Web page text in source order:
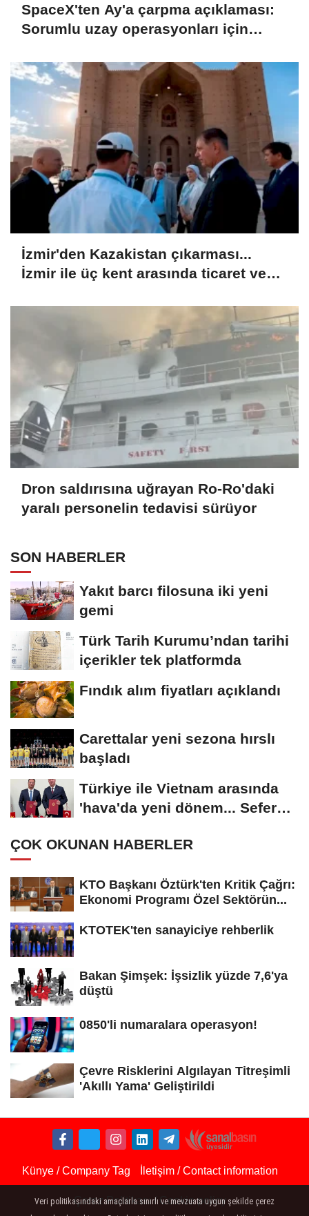
SpaceX'ten Ay'a çarpma açıklaması:
Sorumlu uzay operasyonları için
İzmir'den Kazakistan çıkarması...
İzmir ile üç kent arasında ticaret ve
Dron saldırısına uğrayan Ro-Ro'daki
yaralı personelin tedavisi sürüyor
SON HABERLER
Yakıt barcı filosuna iki yeni
gemi
Türk Tarih Kurumu’ndan tarihi
içerikler tek platformda
Fındık alım fiyatları açıklandı
Carettalar yeni sezona hırslı
başladı
Türkiye ile Vietnam arasında
'hava'da yeni dönem... Sefer
ÇOK OKUNAN HABERLER
KTO Başkanı Öztürk'ten Kritik Çağrı:
Ekonomi Programı Özel Sektörün...
KTOTEK'ten sanayiciye rehberlik
Bakan Şimşek: İşsizlik yüzde 7,6'ya
düştü
0850'li numaralara operasyon!
Çevre Risklerini Algılayan Titreşimli
'Akıllı Yama' Geliştirildi
Künye / Company Tag İletişim / Contact information
Çerez Politikası / Cookie policy
Veri politikasındaki amaçlarla sınırlı ve mevzuata uygun şekilde çerez